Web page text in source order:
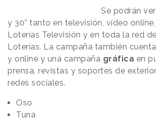
Se podrán
y 30” tanto en televisión, vídeo
Loterías Televisión y en toda la red
Loterías. La campaña también
y online y una campaña gráfica en
prensa, revistas y soportes de
redes sociales.
Oso
Tuna